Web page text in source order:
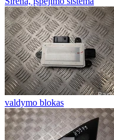
valdymo blokas